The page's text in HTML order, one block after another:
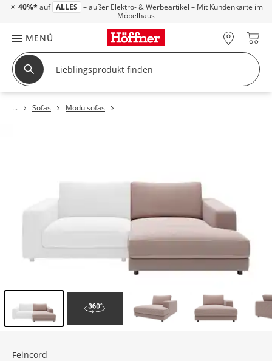
☀ 40%* auf ALLES – außer Elektro- & Werbeartikel – Mit Kundenkarte im
Möbelhaus
MENÜ
Sofas Modulsofas
Feincord